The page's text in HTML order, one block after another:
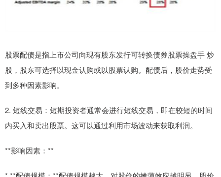
股票配债是指上市公司向现有股东发行可转换债券股票操盘手 炒
股，股东可选择以现金认购或以股票认购。配债后，股价走势受
到多种因素影响。
2. 短线交易：短期投资者通常会进行短线交易，即在较短的时间
内买入和卖出股票。这可以通过利用市场波动来获取利润。
**影响因素：**